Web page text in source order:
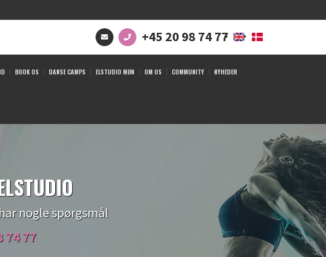
+45 20 98 74 77
BOOK OS DANSE CAMPS ELSTUDIO MØN OM OS COMMUNITY NYHEDER
nogle spørgsmål
74 77